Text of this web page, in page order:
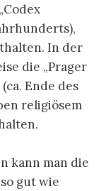
In der
die „Prager
Ende des
religiösem
kann man die
gut wie